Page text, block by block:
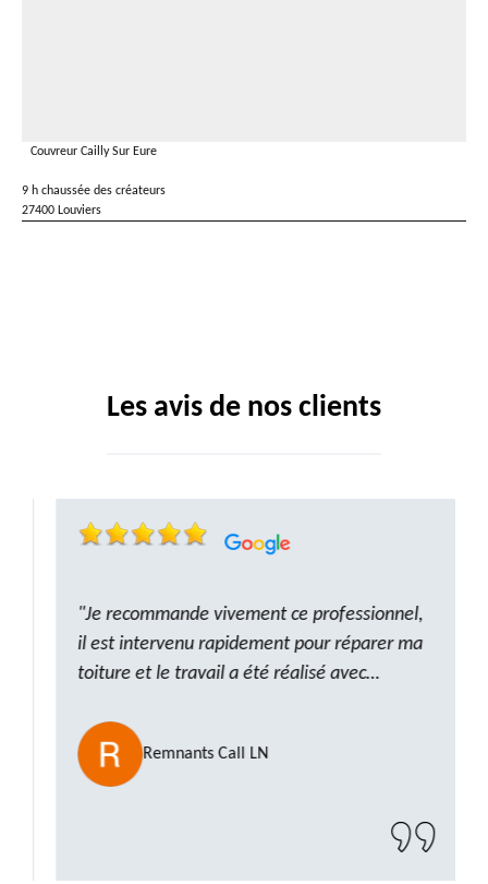
Couvreur Cailly Sur Eure
9 h chaussée des créateurs
27400 Louviers
Les avis de nos clients
"Je recommande vivement ce professionnel,
il est intervenu rapidement pour réparer ma
toiture et le travail a été réalisé avec
ponctuel et à l’écoute, le résultat est
impeccable et le chantier a été laissé propre.
Un artisan de confiance que je n’hésiterai pas
Remnants Call LN